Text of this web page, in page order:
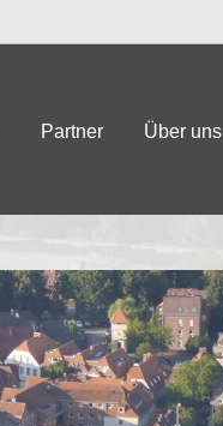
Partner Über uns